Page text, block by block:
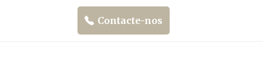
Contacte-nos